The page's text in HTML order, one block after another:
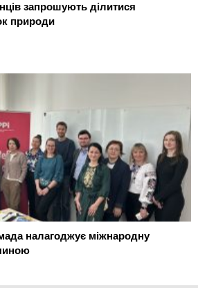
запрошують ділитися
природи
налагоджує міжнародну